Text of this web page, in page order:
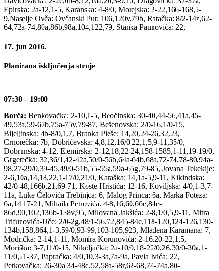
Epirska: 2a-12,1-5, Karanska: 4-8/0, Morejska: 2-22,166-168,5-
9,Naselje Ovča: Ovčanski Put: 106,120v,79b, Ratačka: 8/2-14z,62-
64,72a-74,80a,86b,98a,104,122,79, Stanka Paunovića: 22,
17. jun 2016.
Planirana isključenja struje
07:30 – 19:00
Borča: Benkovačka: 2-10,1-5, Beočinska: 30-40,44-56,41a,45-
49,53a,59-67b,75a-75v,79-87, Bešenovska: 2/0-16,1/0-15,
Bijeljinska: 4b-8/0,1,7, Branka Pleše: 14,20,24-26,32,23,
Crnorečka: 7b, Dobrićevska: 4,8,12,16/0,22,1,5,9-11,35/0,
Dobrunska: 4-12, Elemirska: 2-12,18,22-24,158-1585,1-11,19-19/0,
Grgetečka: 32,36/1,42-42a,50/0-56b,64a-64b,68a,72-74,78-80,94a-
98,27-29/0,39-45,49/0-51b,55-55a,59a-65g,79-85, Jovana Tekekije:
2-6,10a,14,18,22,1-17/0,21/0, Karaška: 14,1a-5,9-11, Kikindska:
42/0-48,166b,21,69-71, Koste Hristića: 12-16, Koviljska: 4/0,1-3,7-
11a, Luke Ćelovića Trebinjca: 6, Malog Princa: 6a, Marka Foteza:
6a,14,17-21, Mihaila Petrovića: 4-8,16,60,66e,84e-
86d,90,102,136b-138v,95, Milovana Jakšića: 2-8,1/0,5,9-11, Mitra
Trifunovića-Uče: 2/0-2g,48/1-56,72,845-84c,118-120,124-126,130-
134b,158,864,1-3,59/0,93-99,103-105,923, Mladena Karamana: 7,
Modrička: 2-14,1-11, Momira Korunovića: 2-16,20-22,1,5,
Moriška: 3-7,11/0-15, Nikoljačka: 2a-10/0,18-22/0,26,30/0-30a,1-
11/0,21-37, Papraćka: 4/0,10,3-3a,7a-9a, Pavla Ivića: 22,
Petkovačka: 26-30a,34-48d,52,58a-58r,62-68,74-74a,80-